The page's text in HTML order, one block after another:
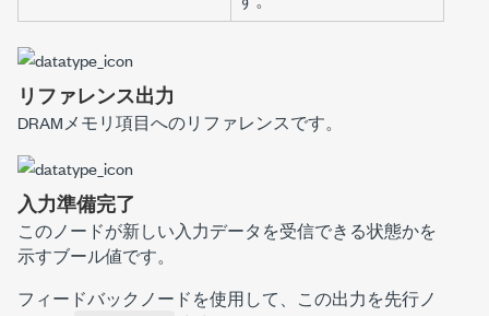
リファレンス出力
DRAMメモリ項目へのリファレンスです。
入力準備完了
このノードが新しい入力データを受信できる状態かを
示すブール値です。
フィードバックノードを使用して、この出力を先行ノ